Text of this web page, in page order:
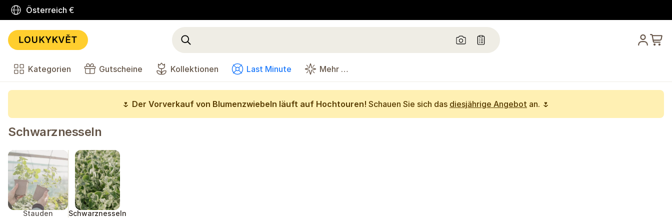
Österreich €
Kategorien Gutscheine Kollektionen Last Minute Mehr …
🌷 Der Vorverkauf von Blumenzwiebeln läuft auf Hochtouren! Schauen Sie sich das diesjährige Angebot an. 🌷
Schwarznesseln
Stauden Schwarznesseln